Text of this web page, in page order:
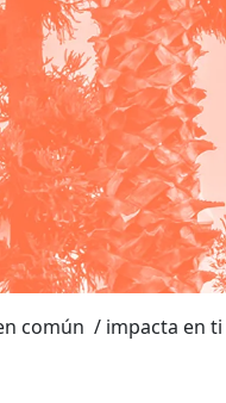
en tiy en tu comunidad